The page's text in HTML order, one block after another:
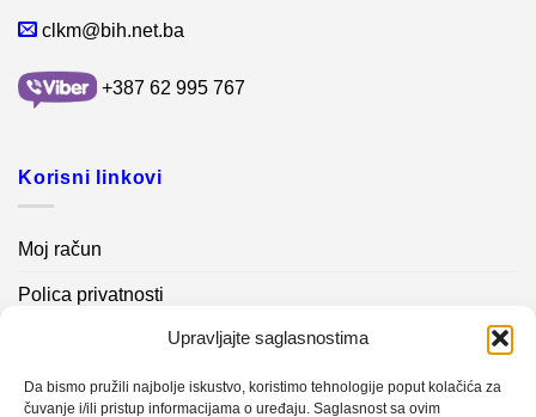
Upravljajte saglasnostima
Da bismo pružili najbolje iskustvo, koristimo tehnologije poput kolačića za
čuvanje i/ili pristup informacijama o uređaju. Saglasnost sa ovim
clkm@bih.net.ba
+387 62 995 767
Korisni linkovi
Moj račun
Polica privatnosti
Kontakt info